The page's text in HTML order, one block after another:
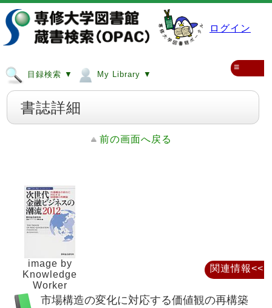
ログイン
目録検索 ▼ My Library ▼
≡
書誌詳細
前の画面へ戻る
image by
Knowledge
Worker
市場構造の変化に対応する価値観の再構築
関連情報<<